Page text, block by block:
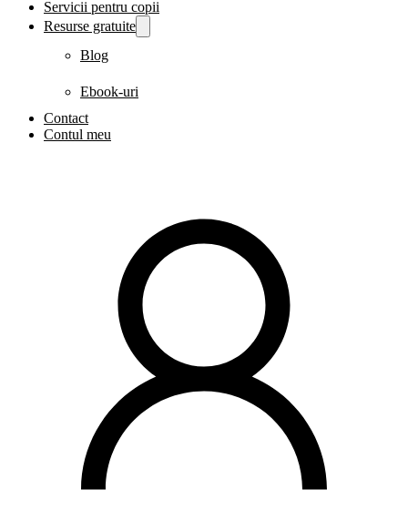
Servicii pentru copii
Resurse gratuite
Blog
Ebook-uri
Contact
Contul meu